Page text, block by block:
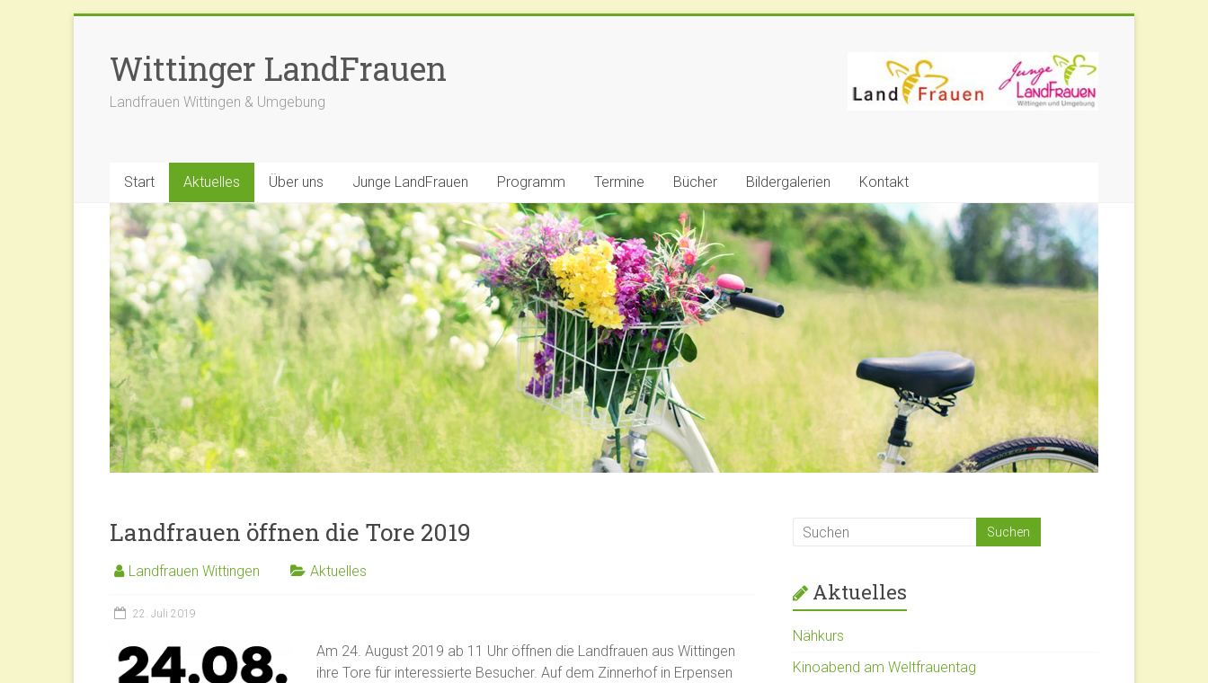
springenWittinger LandFrauen
Landfrauen Wittingen & Umgebung
Start Aktuelles Über uns Junge LandFrauen Programm Termine Bücher Bildergalerien Kontakt
Landfrauen öffnen die Tore 2019
Landfrauen Wittingen Aktuelles
22. Juli 2019
Am 24. August 2019 ab 11 Uhr öffnen die Landfrauen aus Wittingen
ihre Tore für interessierte Besucher. Auf dem Zinnerhof in Erpensen
Aktuelles
Nähkurs
Kinoabend am Weltfrauentag